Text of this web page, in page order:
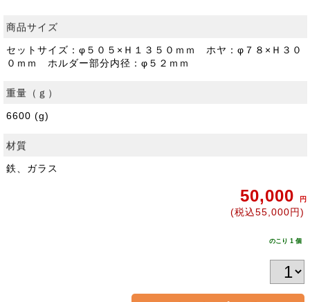
商品サイズ
セットサイズ：φ５０５×Ｈ１３５０ｍｍ ホヤ：φ７８×Ｈ３０
０ｍｍ ホルダー部分内径：φ５２ｍｍ
重量（ｇ）
6600 (g)
材質
鉄、ガラス
50,000 円
(税込55,000円)
のこり 1 個